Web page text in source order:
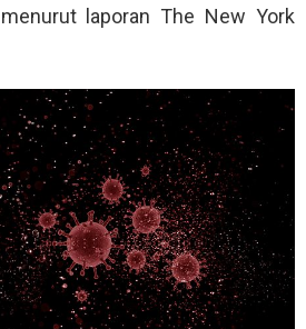
laporan The New York